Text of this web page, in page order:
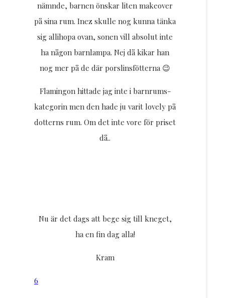
nämnde, barnen önskar liten makeover
på sina rum. Inez skulle nog kunna tänka
sig allihopa ovan, sonen vill absolut inte
ha någon barnlampa. Nej då kikar han
nog mer på de där porslinsfötterna 😉
Flamingon hittade jag inte i barnrums-
kategorin men den hade ju varit lovely på
dotterns rum. Om det inte vore för priset
då..
Nu är det dags att bege sig till kneget,
ha en fin dag alla!
Kram
6